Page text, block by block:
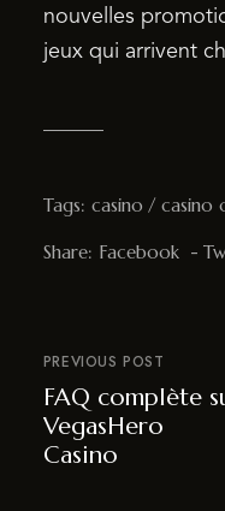
nouvelles
jeux qui arrivent
Tags: casino casino
Share: Facebook
PREVIOUS POST
FAQ complète
VegasHero
Casino